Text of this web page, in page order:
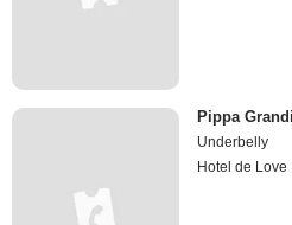
Pippa
Underbelly
Hotel de Love